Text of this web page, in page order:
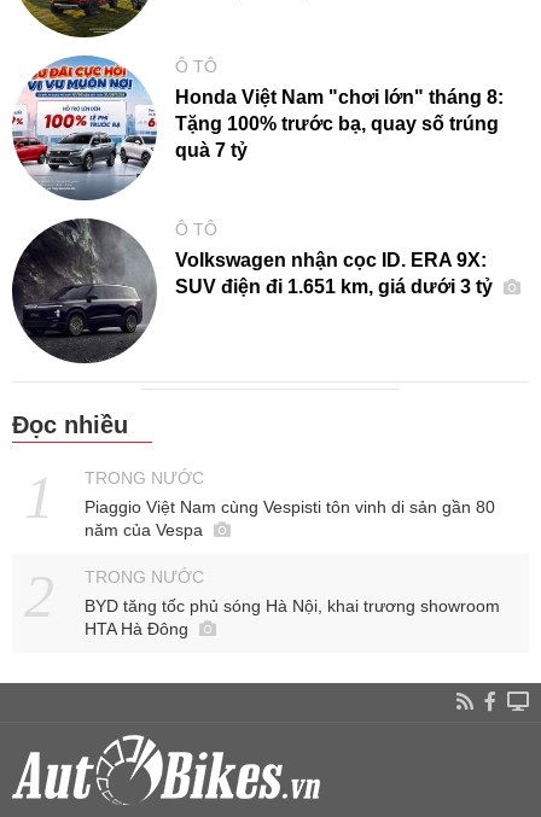
Ô TÔ
Honda Việt Nam "chơi lớn" tháng 8:
Tặng 100% trước bạ, quay số trúng
quà 7 tỷ
Ô TÔ
Volkswagen nhận cọc ID. ERA 9X:
SUV điện đi 1.651 km, giá dưới 3 tỷ
Đọc nhiều
TRONG NƯỚC
Piaggio Việt Nam cùng Vespisti tôn vinh di sản gần 80
năm của Vespa
TRONG NƯỚC
BYD tăng tốc phủ sóng Hà Nội, khai trương showroom
HTA Hà Đông